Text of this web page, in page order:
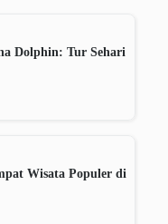
Dolphin: Tur Sehari
Wisata Populer di